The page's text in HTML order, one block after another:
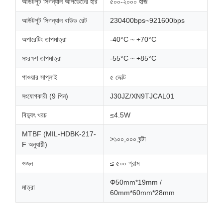
আউটপুট সিগন্যাল বাউড রেট 230400bps~921600bps
অপারেটিং তাপমাত্রা -40°C ~ +70°C
সংরক্ষণ তাপমাত্রা -55°C ~ +85°C
পাওয়ার সাপ্লাই ৫ ভোল্ট
সংযোগকারী (9 পিন) J30JZ/XN9TJCAL01
বিদ্যুৎ খরচ ≤4.5W
MTBF (MIL-HDBK-217-
F অনুযায়ী)
>১০০,০০০ ঘন্টা
ওজন ≤ ৫০০ গ্রাম
মাত্রা
Φ50mm*19mm /
60mm*60mm*28mm